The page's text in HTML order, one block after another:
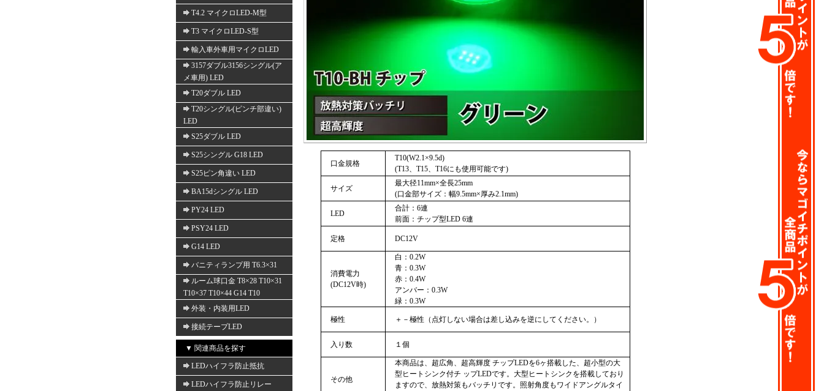
T4.2 マイクロLED-M型
T3 マイクロLED-S型
輸入車外車用マイクロLED
3157ダブル3156シングル(ア
メ車用) LED
T20ダブル LED
T20シングル(ピンチ部違い)
LED
S25ダブル LED
S25シングル G18 LED
S25ピン角違い LED
BA15dシングル LED
PY24 LED
PSY24 LED
G14 LED
バニティランプ用 T6.3×31
ルーム球口金 T8×28 T10×31
T10×37 T10×44 G14 T10
外装・内装用LED
接続テープLED
▼ 関連商品を探す
LEDハイフラ防止抵抗
LEDハイフラ防止リレー
口金規格
T10(W2.1×9.5d)
(T13、T15、T16にも使用可能です)
サイズ
最大径11mm×全長25mm
(口金部サイズ：幅9.5mm×厚み2.1mm)
LED
合計：6連
前面：チップ型LED 6連
定格 DC12V
消費電力
(DC12V時)
白：0.2W
青：0.3W
赤：0.4W
アンバー：0.3W
緑：0.3W
極性 ＋－極性（点灯しない場合は差し込みを逆にしてください。）
入り数 １個
その他
本商品は、超広角、超高輝度 チップLEDを6ヶ搭載した、超小型の大
型ヒートシンク付チ ップLEDです。大型ヒートシンクを搭載しており
ますので、放熱対策もバッチリです。照射角度もワイドアングルタイ